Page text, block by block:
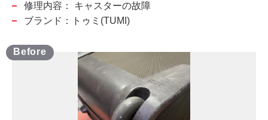
修理内容：
キャスターの故障
ブランド：トゥミ(TUMI)